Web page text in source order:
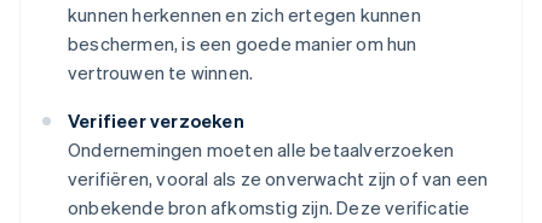
kunnen herkennen en zich ertegen kunnen
beschermen, is een goede manier om hun
vertrouwen te winnen.
Verifieer verzoeken
Ondernemingen moeten alle betaalverzoeken
verifiëren, vooral als ze onverwacht zijn of van een
onbekende bron afkomstig zijn. Deze verificatie